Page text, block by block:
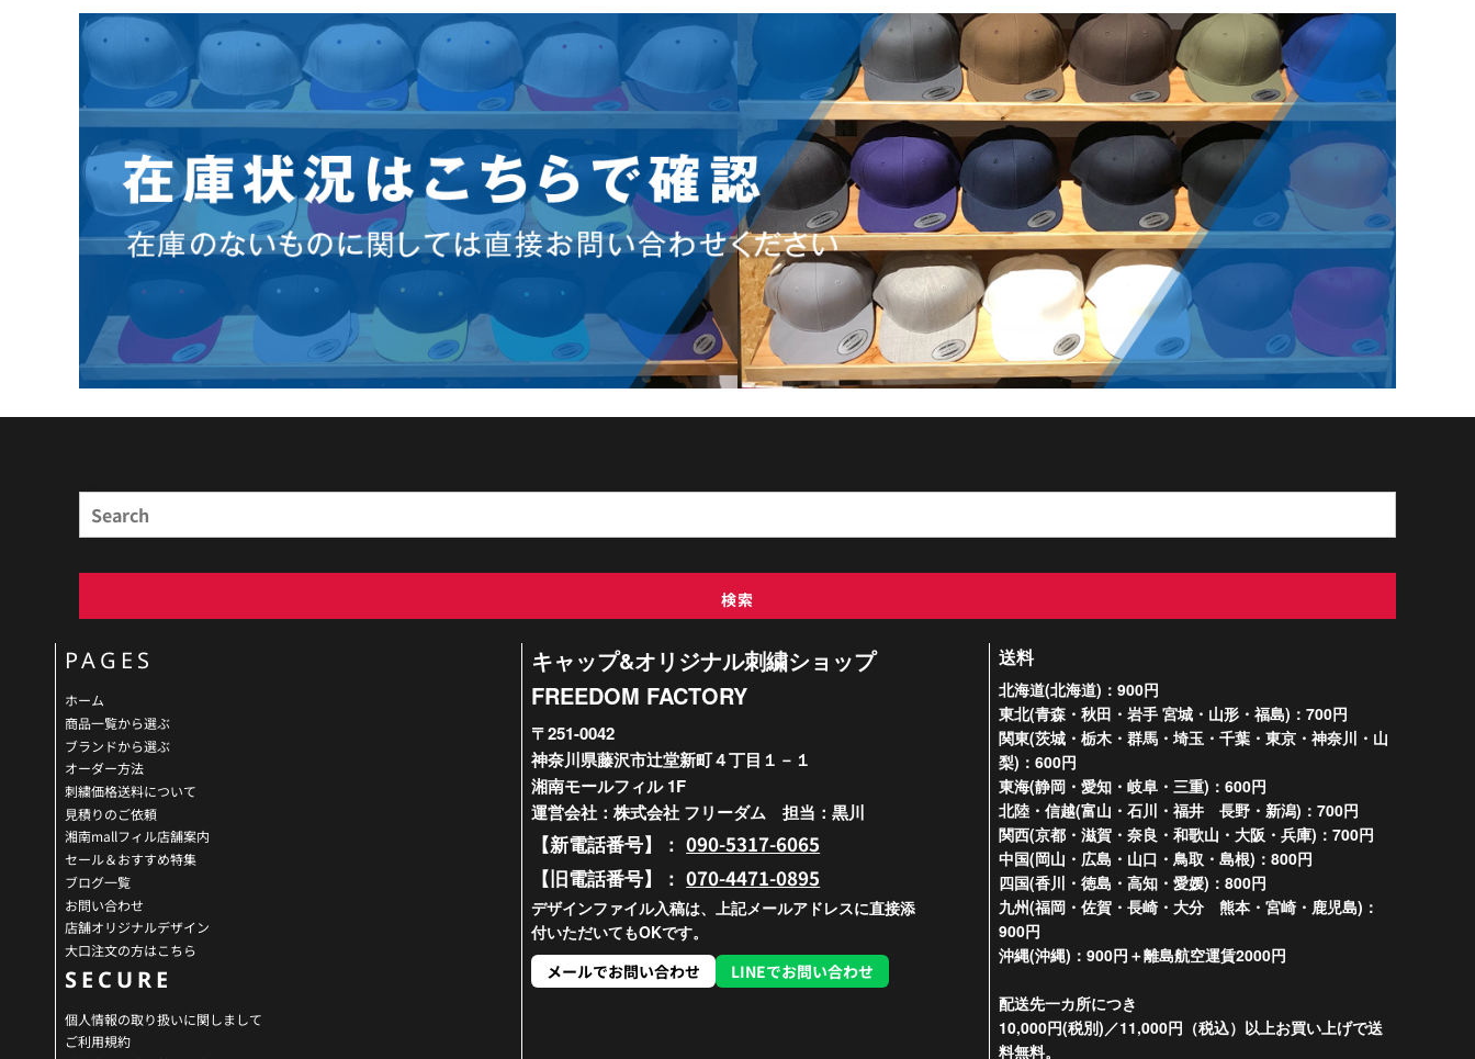
検索
PAGES
ホーム
商品一覧から選ぶ
ブランドから選ぶ
オーダー方法
刺繍価格送料について
見積りのご依頼
湘南mallフィル店舗案内
セール＆おすすめ特集
ブログ一覧
お問い合わせ
店舗オリジナルデザイン
大口注文の方はこちら
SECURE
個人情報の取り扱いに関しまして
ご利用規約
キャップ&オリジナル刺繍ショップ
FREEDOM FACTORY
〒251-0042
神奈川県藤沢市辻堂新町４丁目１－１
湘南モールフィル 1F
運営会社：株式会社 フリーダム 担当：黒川
【新電話番号】：090-5317-6065
【旧電話番号】：070-4471-0895
デザインファイル入稿は、上記メールアドレスに直接添
付いただいてもOKです。
メールでお問い合わせ
LINEでお問い合わせ
送料
北海道(北海道)：900円
東北(青森・秋田・岩手 宮城・山形・福島)：700円
関東(茨城・栃木・群馬・埼玉・千葉・東京・神奈川・山
梨)：600円
東海(静岡・愛知・岐阜・三重)：600円
北陸・信越(富山・石川・福井 長野・新潟)：700円
関西(京都・滋賀・奈良・和歌山・大阪・兵庫)：700円
中国(岡山・広島・山口・鳥取・島根)：800円
四国(香川・徳島・高知・愛媛)：800円
九州(福岡・佐賀・長崎・大分 熊本・宮崎・鹿児島)：
900円
沖縄(沖縄)：900円＋離島航空運賃2000円
配送先一カ所につき
10,000円(税別)／11,000円（税込）以上お買い上げで送
料無料。